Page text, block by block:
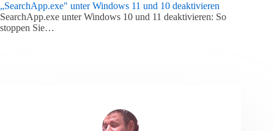
„SearchApp.exe" unter Windows 11 und 10 deaktivieren
SearchApp.exe unter Windows 10 und 11 deaktivieren: So
stoppen Sie…